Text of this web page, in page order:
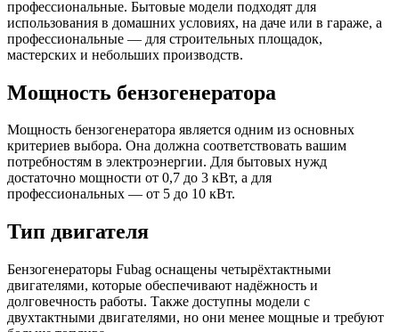
профессиональные. Бытовые модели подходят для
использования в домашних условиях, на даче или в гараже, а
профессиональные — для строительных площадок,
мастерских и небольших производств.
Мощность бензогенератора
Мощность бензогенератора является одним из основных
критериев выбора. Она должна соответствовать вашим
потребностям в электроэнергии. Для бытовых нужд
достаточно мощности от 0,7 до 3 кВт, а для
профессиональных — от 5 до 10 кВт.
Тип двигателя
Бензогенераторы Fubag оснащены четырёхтактными
двигателями, которые обеспечивают надёжность и
долговечность работы. Также доступны модели с
двухтактными двигателями, но они менее мощные и требуют